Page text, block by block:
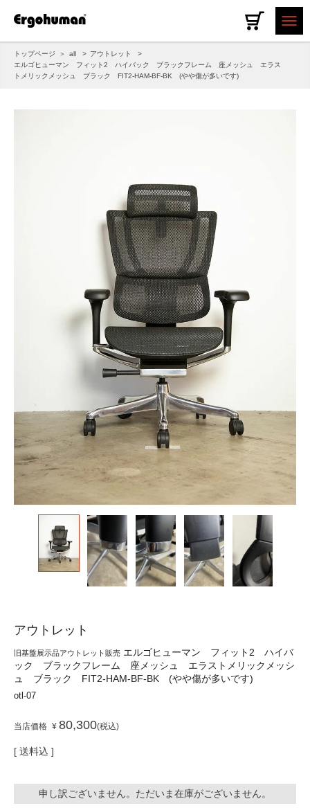
トップページ all
アウトレット
エルゴヒューマン フィット2 ハイバック ブラックフレーム 座メッシュ エラス
トメリックメッシュ ブラック FIT2-HAM-BF-BK (やや傷が多いです)
アウトレット
旧基盤展示品アウトレット販売 エルゴヒューマン フィット2 ハイバ
ック ブラックフレーム 座メッシュ エラストメリックメッシ
ュ ブラック FIT2-HAM-BF-BK (やや傷が多いです)
otl-07
当店価格 ¥ 80,300 税込
送料込
申し訳ございません。ただいま在庫がございません。